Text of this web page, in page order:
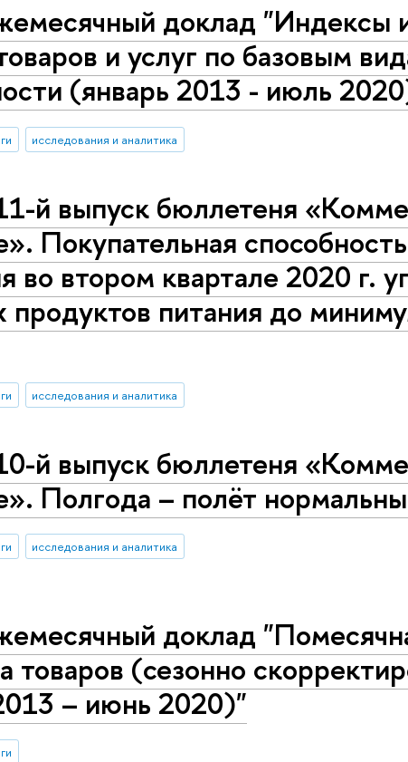
доклад "Индексы
и услуг по базовым
(январь 2013 - июль
исследования и аналитика
й выпуск бюллетеня
Покупательная
во втором квартале 2020 г.
продуктов питания до
исследования и аналитика
й выпуск бюллетеня
Полгода – полёт
исследования и аналитика
доклад
товаров (сезонно
– июнь 2020)"